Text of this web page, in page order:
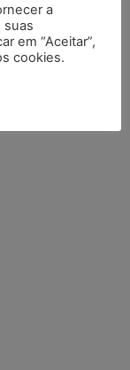
a
suas
em “Aceitar”,
cookies.